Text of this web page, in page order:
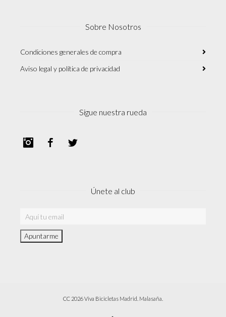
Sobre Nosotros
Condiciones generales de compra
Aviso legal y política de privacidad
Sigue nuestra rueda
InstagramFacebook
Únete al club
CC 2026 Viva Bicicletas Madrid. Malasaña.